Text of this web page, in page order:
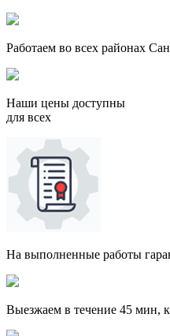
Работаем во всех районах
Наши цены доступны
для всех
На выполненные работы
Выезжаем в течение 45 мин,